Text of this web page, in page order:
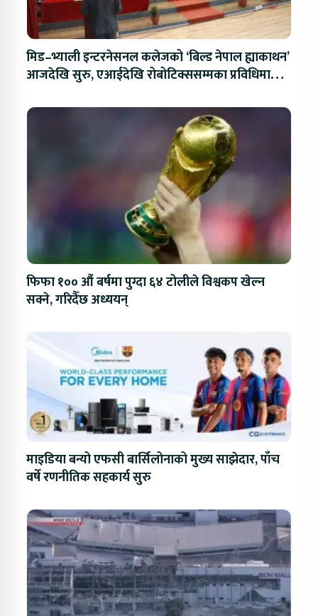
मिड–भ्याली इन्टरनेसनल कलेजको ‘बिल्ड नेपाल ह्याकाथन’
आजदेखि सुरु, एआईदेखि रोबोटिक्ससम्मका प्रविधिमा
फिफा १०० औं बर्षमा पुग्दा ६४ टोलीले विश्वकप खेल्न
सक्ने, गरिदैँछ अध्ययन्
माइडिया बन्यो एफसी बार्सिलोनाको मुख्य साझेदार, पाँच
वर्षे रणनीतिक सहकार्य सुरु